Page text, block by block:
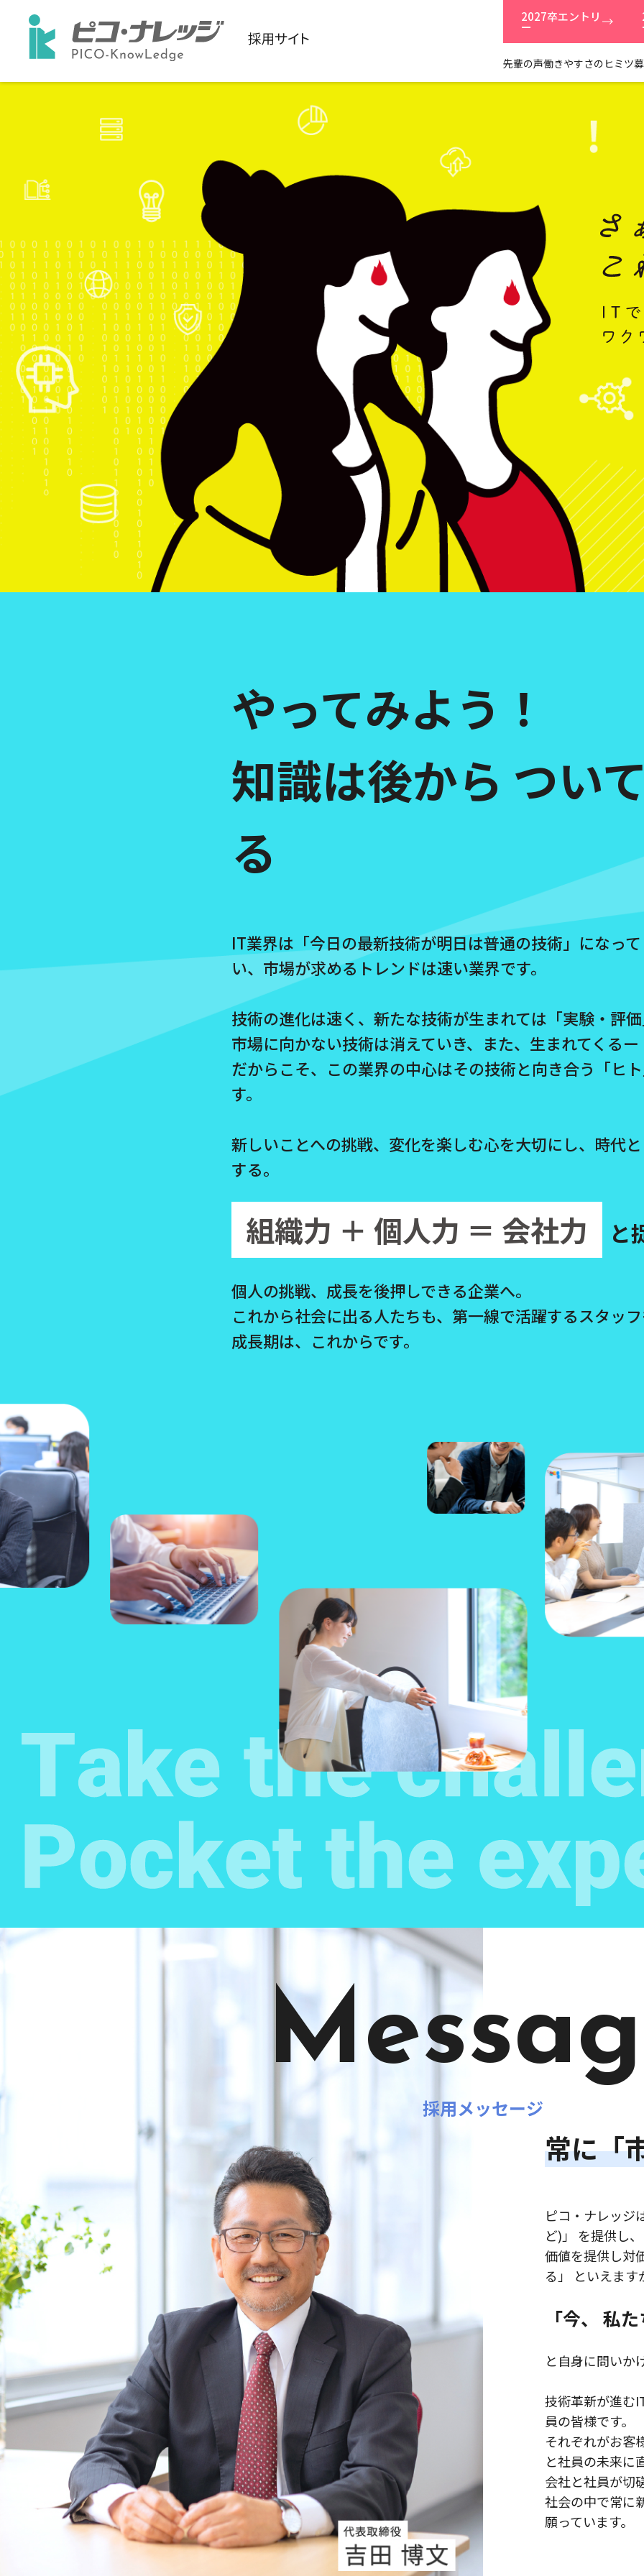
2027卒エントリ
ー
先輩の声働きやすさのヒミツ
やってみよう！
知識は後から つい
る
IT業界は「今日の最新技術が明日は普通の技術」になっ
い、市場が求めるトレンドは速い業界です。
技術の進化は速く、新たな技術が生まれては「実験・評
市場に向かない技術は消えていき、また、生まれてくるー
だからこそ、この業界の中心はその技術と向き合う「ヒ
す。
新しいことへの挑戦、変化を楽しむ心を大切にし、時代
する。
組織力 ＋ 個人力 ＝ 会社力 と
個人の挑戦、成長を後押しできる企業へ。
これから社会に出る人たちも、第一線で活躍するスタッ
成長期は、これからです。
採用メッセージ
常に「
ピコ・ナレッジ
ど)」 を提供し
価値を提供し対
る」 といえま
「今、 私
と自身に問いか
技術革新が進む
員の皆様です。
それぞれがお客
と社員の未来に
会社と社員が切
社会の中で常に
願っています。